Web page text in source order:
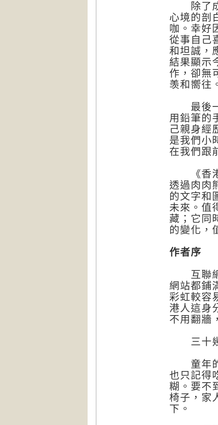
除了成
心境的剖
咖。幸好
從事自己
和坦誠，
結果顯示
作，卻無
羡和嚮往
最後一
用鉛筆的
己親身經
是我們小
在我們跟
《香港
透過肉肉
的文字和
未來。值
藏；它同
的變化，
作者序
互聯網
網站都鋪
彩虹較容
港人這身
不用翻牆
三十幾
童年的
也只記得
糊。要不
椅子，家
下。